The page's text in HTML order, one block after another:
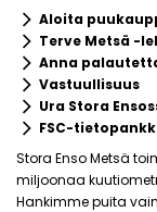
keyboard_arrow_rightAloita
keyboard_arrow_rightTerve Metsä -
keyboard_arrow_rightAnna
keyboard_arrow_rightVastuullisuus
keyboard_arrow_rightUra Stora
keyboard_arrow_rightFSC-
Stora Enso Metsä
miljoonaa
Hankimme puita